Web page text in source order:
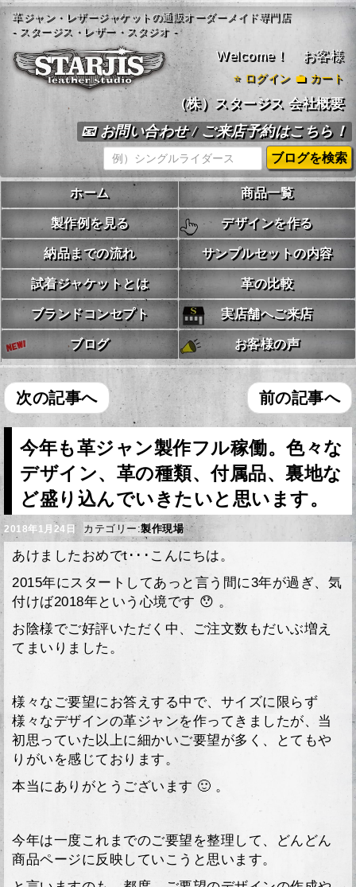
革ジャン・レザージャケットの通販オーダーメイド専門店
- スタージス・レザー・スタジオ -
Welcome！ お客様
⭐ ログイン 💼 カート
（株）スタージス 会社概要
📧 お問い合わせ / ご来店予約はこちら！
ホーム 商品一覧
製作例を見る デザインを作る
納品までの流れ サンプルセットの内容
試着ジャケットとは 革の比較
ブランドコンセプト 実店舗へご来店
ブログ お客様の声
次の記事へ 前の記事へ
今年も革ジャン製作フル稼働。色々な
デザイン、革の種類、付属品、裏地な
ど盛り込んでいきたいと思います。
2018年1月24日 カテゴリー:製作現場
あけましたおめでt･･･こんにちは。
2015年にスタートしてあっと言う間に3年が過ぎ、気
付けば2018年という心境です 😯 。
お陰様でご好評いただく中、ご注文数もだいぶ増え
てまいりました。
様々なご要望にお答えする中で、サイズに限らず
様々なデザインの革ジャンを作ってきましたが、当
初思っていた以上に細かいご要望が多く、とてもや
りがいを感じております。
本当にありがとうございます 🙂 。
今年は一度これまでのご要望を整理して、どんどん
商品ページに反映していこうと思います。